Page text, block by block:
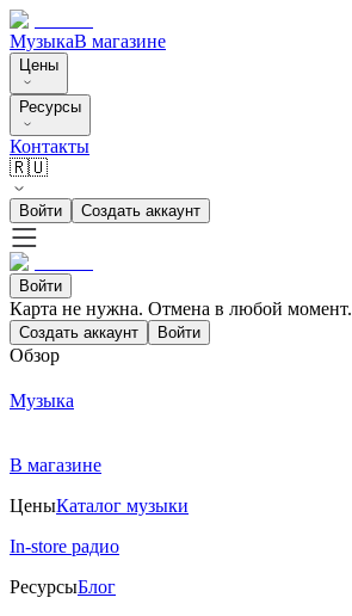
МузыкаВ магазине
Цены
Ресурсы
Контакты
🇷🇺
Войти Создать аккаунт
Войти
Карта не нужна. Отмена в любой момент.
Создать аккаунт Войти
Обзор
Музыка
В магазине
ЦеныКаталог музыки
In-store радио
РесурсыБлог